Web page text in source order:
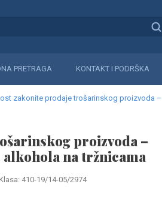
PRETRAGA KONTAKT I PODRŠKA
zakonite prodaje trošarinskog proizvoda –
proizvoda –
na tržnicama
410-19/14-05/2974